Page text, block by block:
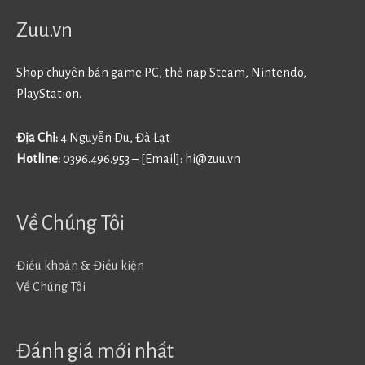
Zuu.vn
Shop chuyên bán game PC, thẻ nạp Steam, Nintendo,
PlayStation.
Địa Chỉ:4 Nguyễn Du, Đà Lạt
Hotline:0396.496.953 – [Email]: hi@zuu.vn
Về Chúng Tôi
Điều khoản & Điều kiện
Về Chúng Tôi
Đánh giá mới nhất